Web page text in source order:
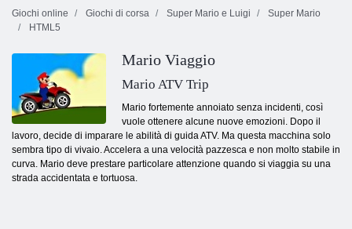
Giochi online
Giochi di corsa Super Mario e Luigi
Super Mario
HTML5
Mario Viaggio
Mario ATV Trip
Mario fortemente annoiato senza incidenti, così
vuole ottenere alcune nuove emozioni. Dopo il
lavoro, decide di imparare le abilità di guida ATV. Ma questa macchina solo
sembra tipo di vivaio. Accelera a una velocità pazzesca e non molto stabile in
curva. Mario deve prestare particolare attenzione quando si viaggia su una
strada accidentata e tortuosa.